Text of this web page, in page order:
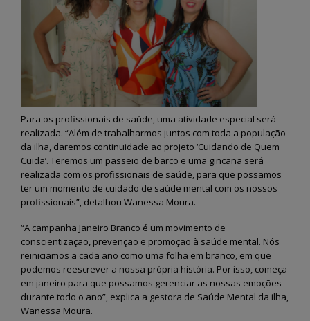
Para os profissionais de saúde, uma atividade especial será
realizada. “Além de trabalharmos juntos com toda a população
da ilha, daremos continuidade ao projeto ‘Cuidando de Quem
Cuida’. Teremos um passeio de barco e uma gincana será
realizada com os profissionais de saúde, para que possamos
ter um momento de cuidado de saúde mental com os nossos
profissionais”, detalhou Wanessa Moura.
“A campanha Janeiro Branco é um movimento de
conscientização, prevenção e promoção à saúde mental. Nós
reiniciamos a cada ano como uma folha em branco, em que
podemos reescrever a nossa própria história. Por isso, começa
em janeiro para que possamos gerenciar as nossas emoções
durante todo o ano”, explica a gestora de Saúde Mental da ilha,
Wanessa Moura.
Noronha terá Arena da
Copa para transmissão dos
jogos do Brasil
12 de junho de 2026
Fernando de Noronha
celebra tradições juninas
com programação especial
para toda a comunidade e turistas
12 de junho de 2026
foco em literatura, arte e
sustentabilidade
26 de maio de 2026
Fernando de Noronha
ganha Núcleo de
cultura local
25 de maio de 2026